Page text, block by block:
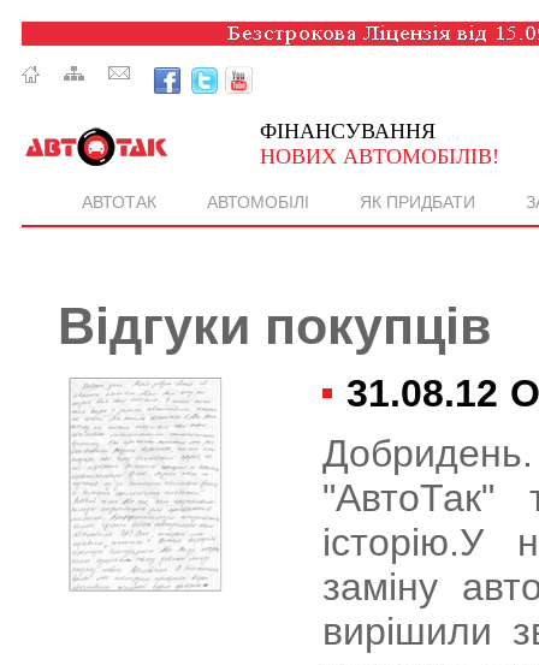
ФІНАНСУВАННЯ
НОВИХ АВТОМОБІЛІВ!
АВТОТАК АВТОМОБІЛІ ЯК ПРИДБАТИ
Відгуки покупців
31.08.12
"АвтоТак"
історію.У
заміну
вирішили